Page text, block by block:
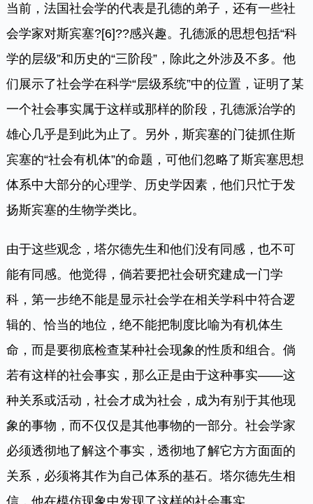
当前，法国社会学的代表是孔德的弟子，还有一些社
会学家对斯宾塞?[6]??感兴趣。孔德派的思想包括“科
学的层级”和历史的“三阶段”，除此之外涉及不多。他
们展示了社会学在科学“层级系统”中的位置，证明了某
一个社会事实属于这样或那样的阶段，孔德派治学的
雄心几乎是到此为止了。另外，斯宾塞的门徒抓住斯
宾塞的“社会有机体”的命题，可他们忽略了斯宾塞思想
体系中大部分的心理学、历史学因素，他们只忙于发
扬斯宾塞的生物学类比。
由于这些观念，塔尔德先生和他们没有同感，也不可
能有同感。他觉得，倘若要把社会研究建成一门学
科，第一步绝不能是显示社会学在相关学科中符合逻
辑的、恰当的地位，绝不能把制度比喻为有机体生
命，而是要彻底检查某种社会现象的性质和组合。倘
若有这样的社会事实，那么正是由于这种事实——这
种关系或活动，社会才成为社会，成为有别于其他现
象的事物，而不仅仅是其他事物的一部分。社会学家
必须透彻地了解这个事实，透彻地了解它方方面面的
关系，必须将其作为自己体系的基石。塔尔德先生相
信，他在模仿现象中发现了这样的社会事实。